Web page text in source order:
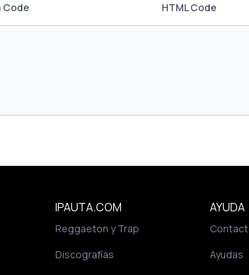
Code HTML Code
IPAUTA.COM
Reggaeton y Trap
Discografías
AYUDA
Ayudas